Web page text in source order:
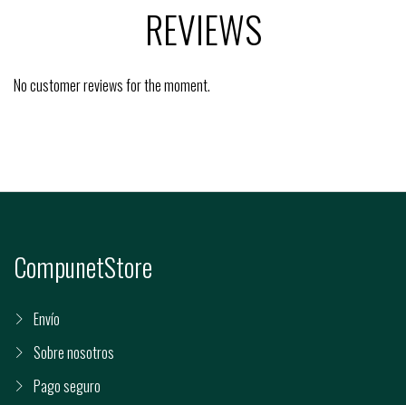
REVIEWS
No customer reviews for the moment.
CompunetStore
Envío
Sobre nosotros
Pago seguro